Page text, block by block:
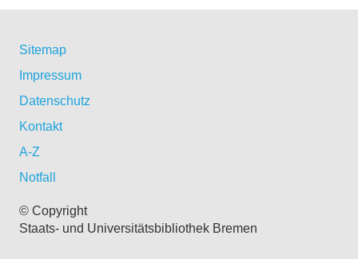
Sitemap
Impressum
Datenschutz
Kontakt
A-Z
Notfall
© Copyright
Staats- und Universitätsbibliothek Bremen